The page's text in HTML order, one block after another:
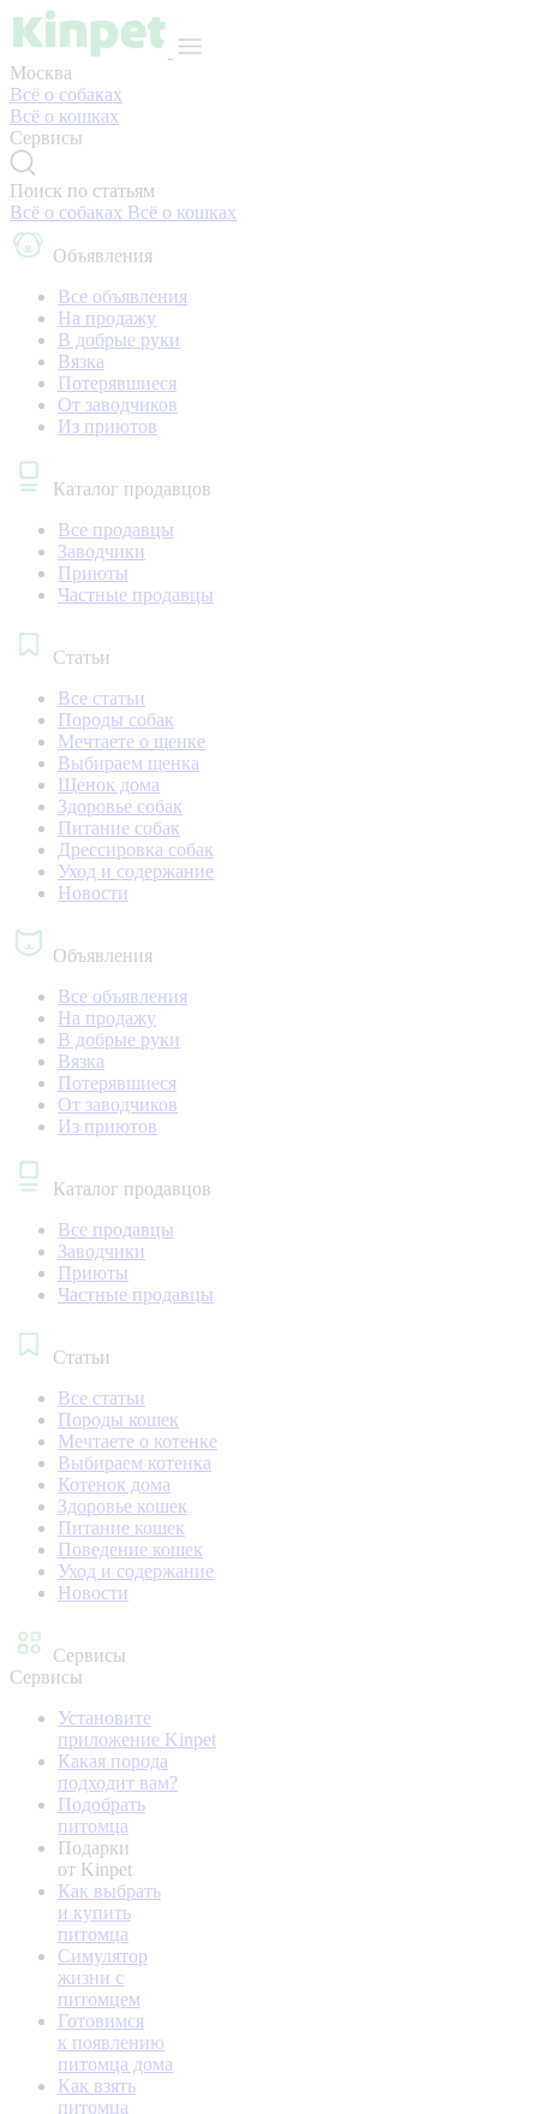
Москва
Всё о собаках
Всё о кошках
Сервисы
Поиск по статьям
Всё о собаках Всё о кошках
Объявления
Все объявления
На продажу
В добрые руки
Вязка
Потерявшиеся
От заводчиков
Из приютов
Каталог продавцов
Все продавцы
Заводчики
Приюты
Частные продавцы
Статьи
Все статьи
Породы собак
Мечтаете о щенке
Выбираем щенка
Щенок дома
Здоровье собак
Питание собак
Дрессировка собак
Уход и содержание
Новости
Объявления
Все объявления
На продажу
В добрые руки
Вязка
Потерявшиеся
От заводчиков
Из приютов
Каталог продавцов
Все продавцы
Заводчики
Приюты
Частные продавцы
Статьи
Все статьи
Породы кошек
Мечтаете о котенке
Выбираем котенка
Котенок дома
Здоровье кошек
Питание кошек
Поведение кошек
Уход и содержание
Новости
Сервисы
Сервисы
Установите
приложение Kinpet
Какая порода
подходит вам?
Подобрать
питомца
Подарки
от Kinpet
Как выбрать
и купить
питомца
Симулятор
жизни с
питомцем
Готовимся
к появлению
питомца дома
Как взять
питомца